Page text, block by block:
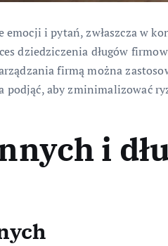
i pytań, zwłaszcza w
dziedziczenia długów
firmą można
podjąć, aby zminimalizować
i